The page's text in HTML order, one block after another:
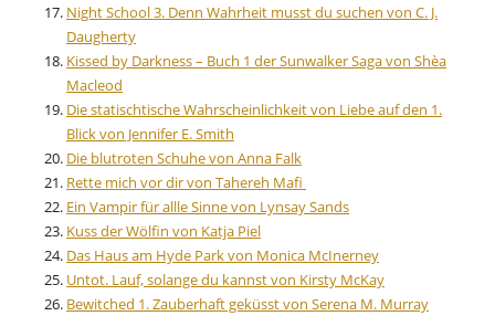
Night School 3. Denn Wahrheit musst du suchen von C. J.
Daugherty
Kissed by Darkness – Buch 1 der Sunwalker Saga von Shèa
Macleod
Die statischtische Wahrscheinlichkeit von Liebe auf den 1.
Blick von Jennifer E. Smith
Die blutroten Schuhe von Anna Falk
Rette mich vor dir von Tahereh Mafi
Ein Vampir für allle Sinne von Lynsay Sands
Kuss der Wölfin von Katja Piel
Das Haus am Hyde Park von Monica McInerney
Untot. Lauf, solange du kannst von Kirsty McKay
Bewitched 1. Zauberhaft geküsst von Serena M. Murray